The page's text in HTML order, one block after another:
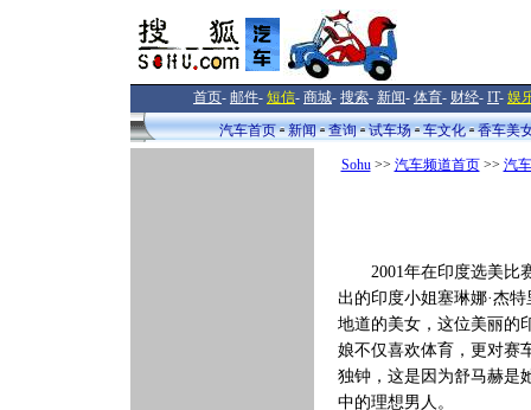
首页- 邮件- 短信- 商城- 搜索- 新闻- 体育- 财经- IT- 娱
汽车首页
新闻 查询 试车场 车文化 香车美
Sohu>> 汽车频道首页>> 汽
2001年在印度选美比
出的印度小姐塞琳娜·杰特
地道的美女，这位美丽的
娘不仅喜欢体育，更对赛
独钟，这是因为舒马赫是
中的理想男人。